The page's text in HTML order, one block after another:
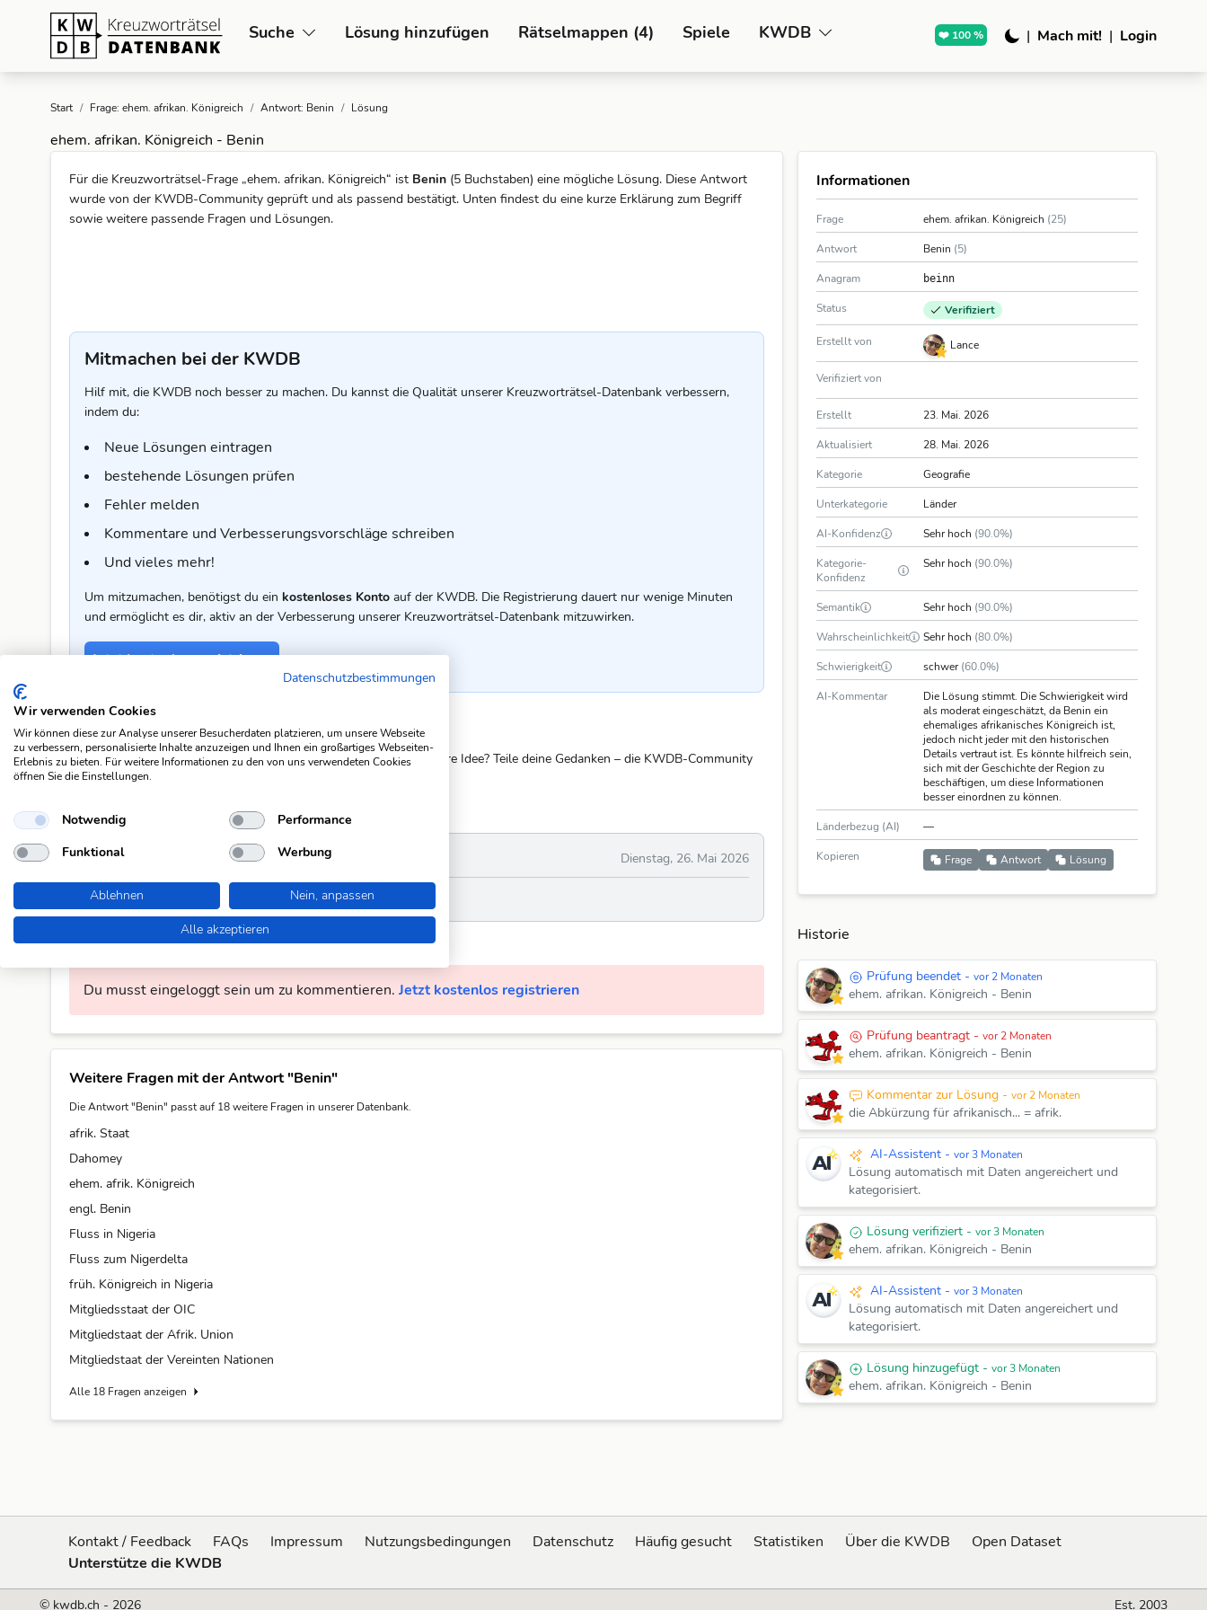
Suche Lösung hinzufügen Rätselmappen (4) Spiele KWDB ❤️ 100 % | Mach mit! | Login
Start / Frage: ehem. afrikan. Königreich / Antwort: Benin / Lösung
ehem. afrikan. Königreich - Benin
Für die Kreuzworträtsel-Frage „ehem. afrikan. Königreich“ ist Benin (5 Buchstaben) eine mögliche Lösung. Diese Antwort
wurde von der KWDB-Community geprüft und als passend bestätigt. Unten findest du eine kurze Erklärung zum Begriff
sowie weitere passende Fragen und Lösungen.
Mitmachen bei der KWDB
Hilf mit, die KWDB noch besser zu machen. Du kannst die Qualität unserer Kreuzworträtsel-Datenbank verbessern,
indem du:
Neue Lösungen eintragen
bestehende Lösungen prüfen
Fehler melden
Kommentare und Verbesserungsvorschläge schreiben
Und vieles mehr!
Um mitzumachen, benötigst du ein kostenloses Konto auf der KWDB. Die Registrierung dauert nur wenige Minuten
und ermöglicht es dir, aktiv an der Verbesserung unserer Kreuzworträtsel-Datenbank mitzuwirken.
Jetzt kostenlos registrieren
Kommentar zur Lösung
🤔 Diese Lösung passt für dich nicht ganz? Oder du hast eine bessere Idee? Teile deine Gedanken – die KWDB-Community
freut sich über dein Feedback.
Dienstag, 26. Mai 2026
die Abkürzung für afrikanisch... = afrik.
Kommentar schreiben
Du musst eingeloggt sein um zu kommentieren. Jetzt kostenlos registrieren
Weitere Fragen mit der Antwort "Benin"
Die Antwort "Benin" passt auf 18 weitere Fragen in unserer Datenbank.
afrik. Staat
Dahomey
ehem. afrik. Königreich
engl. Benin
Fluss in Nigeria
Fluss zum Nigerdelta
früh. Königreich in Nigeria
Mitgliedsstaat der OIC
Mitgliedstaat der Afrik. Union
Mitgliedstaat der Vereinten Nationen
Alle 18 Fragen anzeigen
Informationen
Frage ehem. afrikan. Königreich (25)
Antwort Benin (5)
Anagram beinn
Status Verifiziert
Erstellt von Lance
Verifiziert von
Erstellt 23. Mai. 2026
Aktualisiert 28. Mai. 2026
Kategorie Geografie
Unterkategorie Länder
AI-Konfidenz Sehr hoch (90.0%)
Kategorie-
Konfidenz
Sehr hoch (90.0%)
Semantik Sehr hoch (90.0%)
Wahrscheinlichkeit Sehr hoch (80.0%)
Schwierigkeit schwer(60.0%)
AI-Kommentar
Die Lösung stimmt. Die Schwierigkeit wird
als moderat eingeschätzt, da Benin ein
ehemaliges afrikanisches Königreich ist,
jedoch nicht jeder mit den historischen
Details vertraut ist. Es könnte hilfreich sein,
sich mit der Geschichte der Region zu
beschäftigen, um diese Informationen
besser einordnen zu können.
Länderbezug (AI) —
Kopieren Frage Antwort Lösung
Historie
Prüfung beendet - vor 2 Monaten
ehem. afrikan. Königreich - Benin
Prüfung beantragt - vor 2 Monaten
ehem. afrikan. Königreich - Benin
Kommentar zur Lösung - vor 2 Monaten
die Abkürzung für afrikanisch... = afrik.
AI-Assistent - vor 3 Monaten
Lösung automatisch mit Daten angereichert und
kategorisiert.
Lösung verifiziert - vor 3 Monaten
ehem. afrikan. Königreich - Benin
AI-Assistent - vor 3 Monaten
Lösung automatisch mit Daten angereichert und
kategorisiert.
Lösung hinzugefügt - vor 3 Monaten
ehem. afrikan. Königreich - Benin
Kontakt / Feedback FAQs Impressum Nutzungsbedingungen Datenschutz Häufig gesucht Statistiken Über die KWDB
Open Dataset
Unterstütze die KWDB
© kwdb.ch - 2026 Est. 2003
Datenschutzbestimmungen
Wir verwenden Cookies
Wir können diese zur Analyse unserer Besucherdaten platzieren, um unsere Webseite
zu verbessern, personalisierte Inhalte anzuzeigen und Ihnen ein großartiges Webseiten-
Erlebnis zu bieten. Für weitere Informationen zu den von uns verwendeten Cookies
öffnen Sie die Einstellungen.
Notwendig
Performance
Funktional
Werbung
Ablehnen
Nein, anpassen
Alle akzeptieren